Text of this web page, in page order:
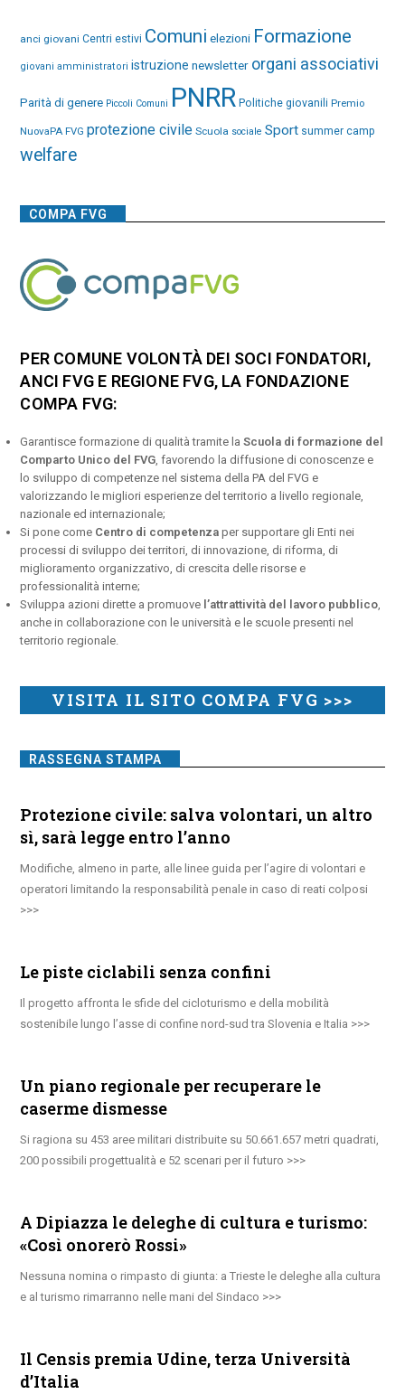
anci giovani Centri estivi Comuni elezioni Formazione
giovani amministratori istruzione newsletter organi associativi
Parità di genere Piccoli Comuni PNRR Politiche giovanili Premio
NuovaPA FVG protezione civile Scuola sociale Sport summer camp
welfare
COMPA FVG
PER COMUNE VOLONTÀ DEI SOCI FONDATORI,
ANCI FVG E REGIONE FVG, LA FONDAZIONE
COMPA FVG:
Garantisce formazione di qualità tramite laScuola di formazione del
Comparto Unico del FVG, favorendo la diffusione di conoscenze e
lo sviluppo di competenze nel sistema della PA del FVG e
valorizzando le migliori esperienze del territorio a livello regionale,
nazionale ed internazionale;
Si pone come Centro di competenza per supportare gli Enti nei
processi di sviluppo dei territori, di innovazione, di riforma, di
miglioramento organizzativo, di crescita delle risorse e
professionalità interne;
Sviluppa azioni dirette a promuove l’attrattività del lavoro pubblico,
anche in collaborazione con le università e le scuole presenti nel
territorio regionale.
VISITA IL SITO COMPA FVG >>>
RASSEGNA STAMPA
Protezione civile: salva volontari, un altro
sì, sarà legge entro l’anno
Modifiche, almeno in parte, alle linee guida per l’agire di volontari e
operatori limitando la responsabilità penale in caso di reati colposi
Le piste ciclabili senza confini
Il progetto affronta le sfide del cicloturismo e della mobilità
sostenibile lungo l’asse di confine nord-sud tra Slovenia e Italia
Un piano regionale per recuperare le
caserme dismesse
Si ragiona su 453 aree militari distribuite su 50.661.657 metri quadrati,
200 possibili progettualità e 52 scenari per il futuro
A Dipiazza le deleghe di cultura e turismo:
«Così onorerò Rossi»
Nessuna nomina o rimpasto di giunta: a Trieste le deleghe alla cultura
e al turismo rimarranno nelle mani del Sindaco
Il Censis premia Udine, terza Università
d’Italia